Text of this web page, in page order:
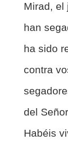
Mirad, el
han
ha sido
contra
del
Habéis